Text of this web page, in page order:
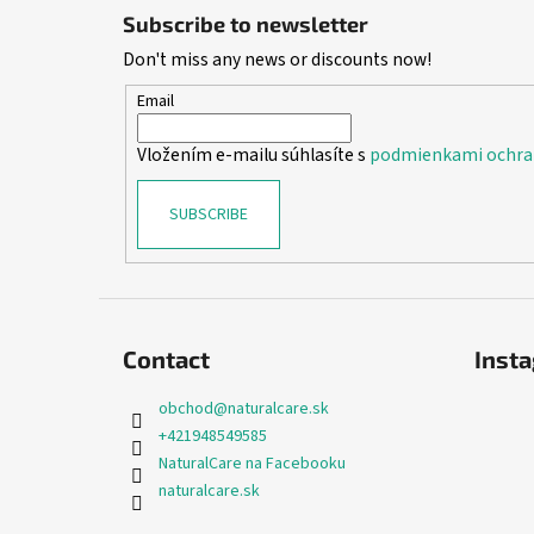
Subscribe to newsletter
Don't miss any news or discounts now!
Email
Vložením e-mailu súhlasíte s podmienkami
SUBSCRIBE
Contact
obchod@naturalcare.sk
+421948549585
NaturalCare na Facebooku
naturalcare.sk